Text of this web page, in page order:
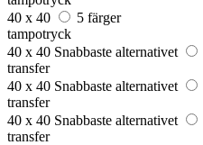
40 x 40
5 färger
tampotryck
40 x 40 Snabbaste alternativet
transfer
40 x 40 Snabbaste alternativet
transfer
40 x 40 Snabbaste alternativet
transfer